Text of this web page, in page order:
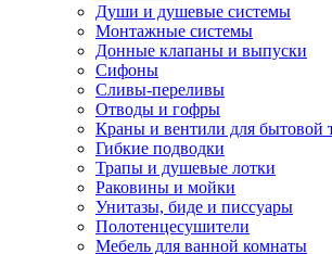
Души и душевые системы
Монтажные системы
Донные клапаны и выпуски
Сифоны
Сливы-переливы
Отводы и гофры
Краны и вентили для бытовой
Гибкие подводки
Трапы и душевые лотки
Раковины и мойки
Унитазы, биде и писсуары
Полотенцесушители
Мебель для ванной комнаты